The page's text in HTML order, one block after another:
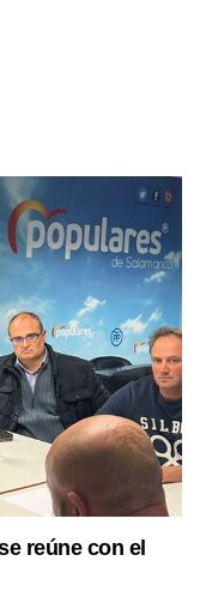
reúne con el